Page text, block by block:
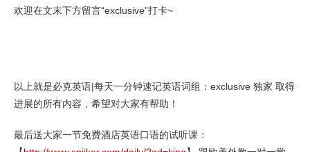
欢迎在文末下方留言“exclusive”打卡~
以上就是必克英语|每天一分钟速记英语词组：exclusive 独家 取得
进展的所有内容，希望对大家有帮助！
最后送大家一节免费酒店英语口语的试听课：